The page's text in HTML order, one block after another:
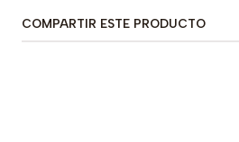
COMPARTIR ESTE PRODUCTO